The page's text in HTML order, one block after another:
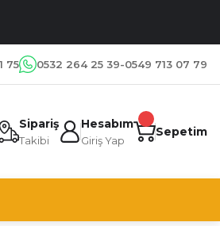
75 0532 264 25 39-0549 713 07 79
Sipariş
Takibi
Hesabım
Giriş Yap
Sepetim